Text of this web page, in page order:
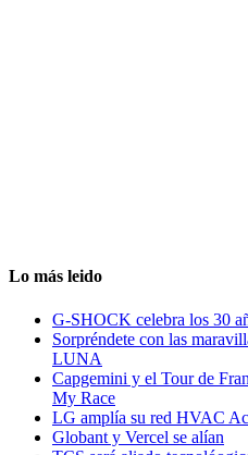
Lo más leido
G-SHOCK celebra los 30
Sorpréndete con las
LUNA
Capgemini y el Tour de
My Race
LG amplía su red HVAC
Globant y Vercel se alían